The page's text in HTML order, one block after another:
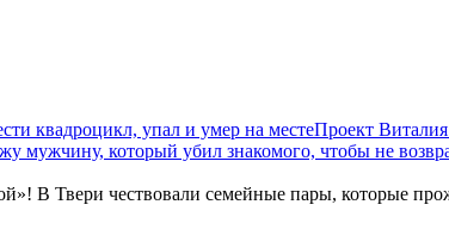
квадроцикл, упал и умер на местеПроект
мужчину, который убил знакомого, чтобы не
В Твери чествовали семейные пары, которые